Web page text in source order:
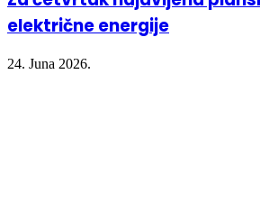
električne energije
24. Juna 2026.